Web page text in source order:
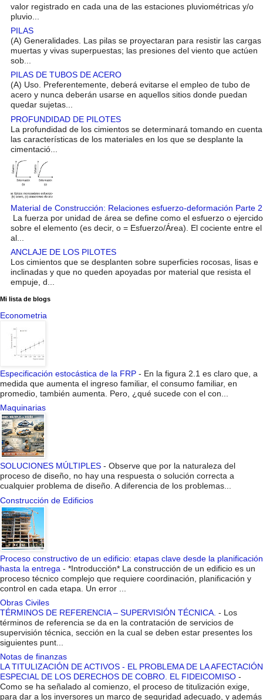
valor registrado en cada una de las estaciones pluviométricas y/o
pluvio...
PILAS
(A) Generalidades. Las pilas se proyectaran para resistir las cargas
muertas y vivas superpuestas; las presiones del viento que actúen
sob...
PILAS DE TUBOS DE ACERO
(A) Uso. Preferentemente, deberá evitarse el empleo de tubo de
acero y nunca deberán usarse en aquellos sitios donde puedan
quedar sujetas...
PROFUNDIDAD DE PILOTES
La profundidad de los cimientos se determinará tomando en cuenta
las características de los materiales en los que se desplante la
cimentació...
Material de Construcción: Relaciones esfuerzo-deformación Parte 2
La fuerza por unidad de área se define como el esfuerzo o ejercido
sobre el elemento (es decir, o = Esfuerzo/Área). El cociente entre el
al...
ANCLAJE DE LOS PILOTES
Los cimientos que se desplanten sobre superficies rocosas, lisas e
inclinadas y que no queden apoyadas por material que resista el
empuje, d...
Mi lista de blogs
Econometria
Especificación estocástica de la FRP - En la figura 2.1 es claro que, a
medida que aumenta el ingreso familiar, el consumo familiar, en
promedio, también aumenta. Pero, ¿qué sucede con el con...
Maquinarias
SOLUCIONES MÚLTIPLES - Observe que por la naturaleza del
proceso de diseño, no hay una respuesta o solución correcta a
cualquier problema de diseño. A diferencia de los problemas...
Construcción de Edificios
Proceso constructivo de un edificio: etapas clave desde la planificación
hasta la entrega - *Introducción* La construcción de un edificio es un
proceso técnico complejo que requiere coordinación, planificación y
control en cada etapa. Un error ...
Obras Civiles
TÉRMINOS DE REFERENCIA – SUPERVISIÓN TÉCNICA. - Los
términos de referencia se da en la contratación de servicios de
supervisión técnica, sección en la cual se deben estar presentes los
siguientes punt...
Notas de finanzas
LA TITULIZACIÓN DE ACTIVOS - EL PROBLEMA DE LA AFECTACIÓN
ESPECIAL DE LOS DERECHOS DE COBRO. EL FIDEICOMISO -
Como se ha señalado al comienzo, el proceso de titulización exige,
para dar a los inversores un marco de seguridad adecuado, y además